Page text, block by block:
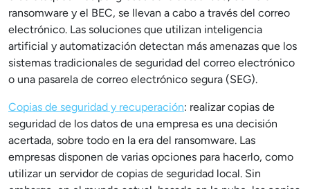
ransomware y el BEC, se llevan a cabo a través del correo
electrónico. Las soluciones que utilizan inteligencia
artificial y automatización detectan más amenazas que los
sistemas tradicionales de seguridad del correo electrónico
o una pasarela de correo electrónico segura (SEG).
Copias de seguridad y recuperación: realizar copias de
seguridad de los datos de una empresa es una decisión
acertada, sobre todo en la era del ransomware. Las
empresas disponen de varias opciones para hacerlo, como
utilizar un servidor de copias de seguridad local. Sin